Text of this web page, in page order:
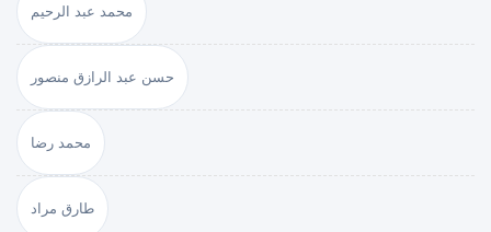
محمد عبد الرحيم
حسن عبد الرازق منصور
محمد رضا
طارق مراد